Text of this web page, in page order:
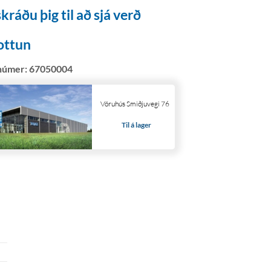
þig til að sjá verð
67050004
Vöruhús Smiðjuvegi 76
Til á lager